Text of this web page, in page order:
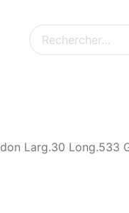
Larg.30 Long.533